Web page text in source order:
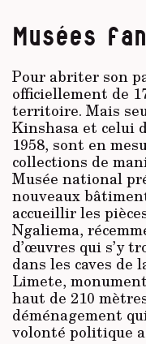
Musées
Pour abriter son
officiellement de
territoire. Mais
Kinshasa et celui
1958, sont en
collections de
Musée national
nouveaux
accueillir les
Ngaliema,
d’œuvres qui s’y
dans les caves de
Limete,
haut de 210
déménagement
volonté politique